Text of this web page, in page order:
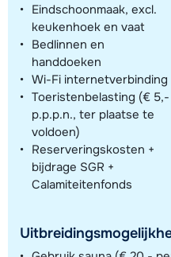
Eindschoonmaak, excl.
keukenhoek en vaat
Bedlinnen en
handdoeken
Wi-Fi internetverbinding
Toeristenbelasting (€ 5,-
p.p.p.n., ter plaatse te
voldoen)
Reserveringskosten +
bijdrage SGR +
Calamiteitenfonds